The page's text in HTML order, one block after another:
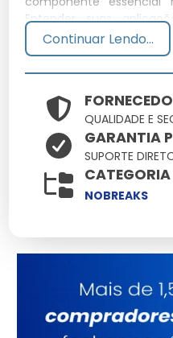
Entender suas
permite uma escolha
desafios cotidianos.
Atributo
Material
Suporte
Continuar Lendo...
QUALIDADE E
GARANTIA
SUPORTE
CATEGORIA
NOBREAKS